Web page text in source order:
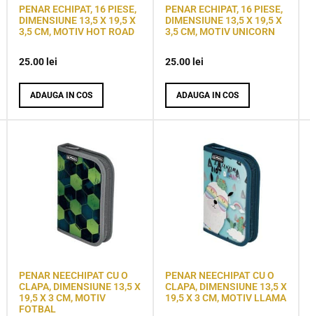
PENAR ECHIPAT, 16 PIESE,
DIMENSIUNE 13,5 X 19,5 X
3,5 CM, MOTIV HOT ROAD
25.00lei
ADAUGA IN COS
PENAR ECHIPAT, 16 PIESE,
DIMENSIUNE 13,5 X 19,5 X
3,5 CM, MOTIV UNICORN
25.00lei
ADAUGA IN COS
PENAR NEECHIPAT CU O
CLAPA, DIMENSIUNE 13,5 X
19,5 X 3 CM, MOTIV
FOTBAL
PENAR NEECHIPAT CU O
CLAPA, DIMENSIUNE 13,5 X
19,5 X 3 CM, MOTIV LLAMA